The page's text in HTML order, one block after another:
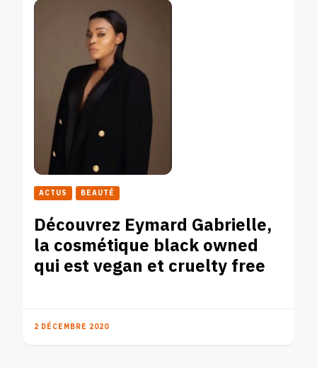
ACTUS BEAUTÉ
Découvrez Eymard Gabrielle,
la cosmétique black owned
qui est vegan et cruelty free
2 DÉCEMBRE 2020